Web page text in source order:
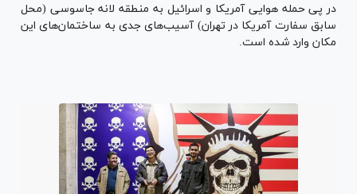
در پی حمله هوایی آمریکا و اسرائیل به منطقه لانه جاسوسی (محل
سابق سفارت آمریکا در تهران) آسیب‌های جدی به ساختمان‌های این
مکان وارد شده است.